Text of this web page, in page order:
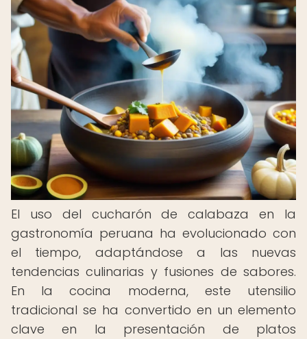
El uso del cucharón de calabaza en la
gastronomía peruana ha evolucionado con
el tiempo, adaptándose a las nuevas
tendencias culinarias y fusiones de sabores.
En la cocina moderna, este utensilio
tradicional se ha convertido en un elemento
clave en la presentación de platos